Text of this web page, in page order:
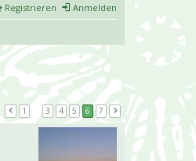
Anmelden
Registrieren
1 3 4 5 6 7